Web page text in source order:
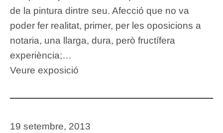
de la pintura dintre seu. Afecció que no va
poder fer realitat, primer, per les oposicions a
notaria, una llarga, dura, però fructífera
experiència;…
Veure exposició
19 setembre, 2013